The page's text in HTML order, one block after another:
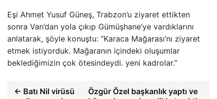
Eşi Ahmet Yusuf Güneş, Trabzon’u ziyaret ettikten
sonra Van’dan yola çıkıp Gümüşhane’ye vardıklarını
anlatarak, şöyle konuştu: “Karaca Mağarası’nı ziyaret
etmek istiyorduk. Mağaranın içindeki oluşumlar
beklediğimizin çok ötesindeydi. yeni kadrolar.”
← Batı Nil virüsü
Özgür Özel başkanlık yaptı ve